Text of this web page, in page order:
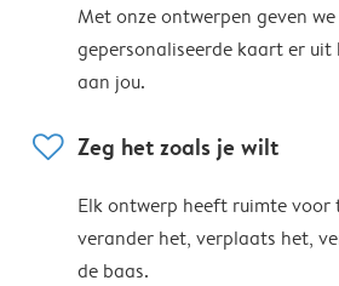
Met onze ontwerpen geven
gepersonaliseerde kaart er uit
aan jou.
heart Zeg het zoals je wilt
Elk ontwerp heeft ruimte voor
verander het, verplaats het,
de baas.